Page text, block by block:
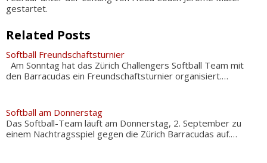
gestartet.
Related Posts
Softball Freundschaftsturnier
Am Sonntag hat das Zürich Challengers Softball Team mit
den Barracudas ein Freundschaftsturnier organisiert.…
Softball am Donnerstag
Das Softball-Team läuft am Donnerstag, 2. September zu
einem Nachtragsspiel gegen die Zürich Barracudas auf.…